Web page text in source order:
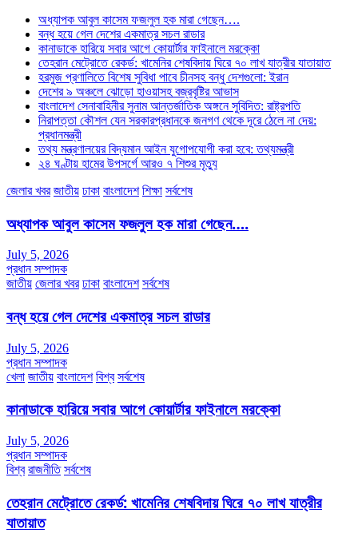
অধ্যাপক আবুল কাসেম ফজলুল হক মারা গেছেন….
বন্ধ হয়ে গেল দেশের একমাত্র সচল রাডার
কানাডাকে হারিয়ে সবার আগে কোয়ার্টার ফাইনালে মরক্কো
তেহরান মেট্রোতে রেকর্ড: খামেনির শেষবিদায় ঘিরে ৭০ লাখ যাত্রীর যাতায়াত
হরমুজ প্রণালিতে বিশেষ সুবিধা পাবে চীনসহ বন্ধু দেশগুলো: ইরান
দেশের ৯ অঞ্চলে ঝোড়ো হাওয়াসহ বজ্রবৃষ্টির আভাস
বাংলাদেশ সেনাবাহিনীর সুনাম আন্তর্জাতিক অঙ্গনে সুবিদিত: রাষ্ট্রপতি
নিরাপত্তা কৌশল যেন সরকারপ্রধানকে জনগণ থেকে দূরে ঠেলে না দেয়:
প্রধানমন্ত্রী
তথ্য মন্ত্রণালয়ের বিদ্যমান আইন যুগোপযোগী করা হবে: তথ্যমন্ত্রী
২৪ ঘণ্টায় হামের উপসর্গে আরও ৭ শিশুর মৃত্যু
জেলার খবর জাতীয় ঢাকা বাংলাদেশ শিক্ষা সর্বশেষ
অধ্যাপক আবুল কাসেম ফজলুল হক মারা গেছেন….
July 5, 2026
প্রধান সম্পাদক
জাতীয় জেলার খবর ঢাকা বাংলাদেশ সর্বশেষ
বন্ধ হয়ে গেল দেশের একমাত্র সচল রাডার
July 5, 2026
প্রধান সম্পাদক
খেলা জাতীয় বাংলাদেশ বিশ্ব সর্বশেষ
কানাডাকে হারিয়ে সবার আগে কোয়ার্টার ফাইনালে মরক্কো
July 5, 2026
প্রধান সম্পাদক
বিশ্ব রাজনীতি সর্বশেষ
তেহরান মেট্রোতে রেকর্ড: খামেনির শেষবিদায় ঘিরে ৭০ লাখ যাত্রীর
যাতায়াত